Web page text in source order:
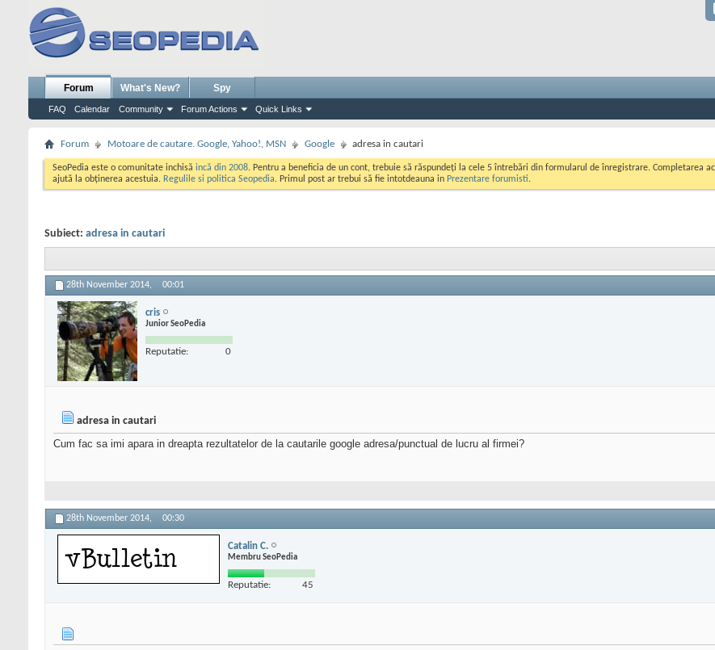
Forum
FAQ Calendar Community Forum Actions Quick Links
What's New? Spy
Forum Motoare de cautare. Google, Yahoo!, MSN Google adresa in cautari
SeoPedia este o comunitate inchisă incă din 2008. Pentru a beneficia de un cont, trebuie să răspundeți la cele 5 întrebări din formularul de înregistrare. Completarea
ajută la obținerea acestuia. Regulile si politica Seopedia. Primul post ar trebui să fie intotdeauna in Prezentare forumisti.
Subiect: adresa in cautari
28th November 2014, 00:01
cris
Junior SeoPedia
Reputatie: 0
adresa in cautari
Cum fac sa imi apara in dreapta rezultatelor de la cautarile google adresa/punctual de lucru al firmei?
28th November 2014, 00:30
Catalin C.
Membru SeoPedia
Reputatie: 45